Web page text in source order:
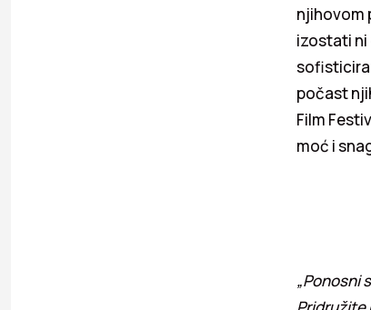
njihovom
izostati ni
počast
Film
moć i
„Ponosni